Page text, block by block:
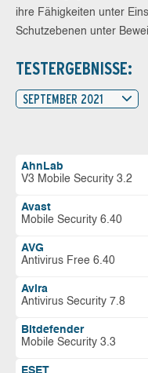
ihre Fähigkeiten unter
Schutzebenen unter
TESTERGEBNISSE:
SEPTEMBER 2021
AhnLab
V3 Mobile Security 3.2
Avast
Mobile Security 6.40
AVG
Antivirus Free 6.40
Avira
Antivirus Security 7.8
Bitdefender
Mobile Security 3.3
ESET